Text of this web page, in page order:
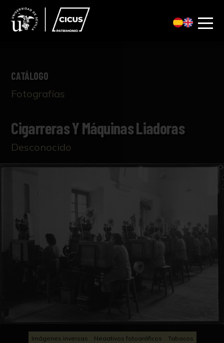
CATÁLOGO
Fotografías
Cigarreras Y Máquinas Liadoras
Desconocido
Imágenes inversas Negativos fotográficos
Tabacos